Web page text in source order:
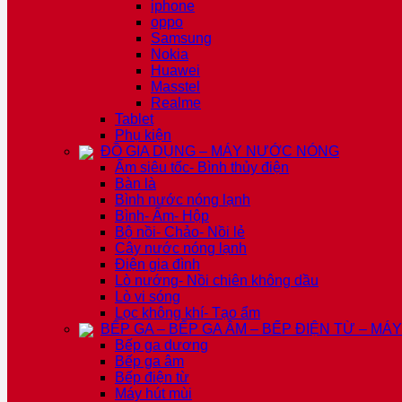
iphone
oppo
Samsung
Nokia
Huawei
Masstel
Realme
Tablet
Phụ kiện
ĐỒ GIA DỤNG – MÁY NƯỚC NÓNG
Ấm siêu tốc- Bình thủy điện
Bàn là
Bình nước nóng lạnh
Bình- Ấm- Hộp
Bộ nồi- Chảo- Nồi lẻ
Cây nước nóng lạnh
Điện gia đình
Lò nướng- Nồi chiên không dầu
Lò vi sóng
Lọc không khí- Tạo ẩm
BẾP GA – BẾP GA ÂM – BẾP ĐIỆN TỪ – MÁY
Bếp ga dương
Bếp ga âm
Bếp điện từ
Máy hút mùi